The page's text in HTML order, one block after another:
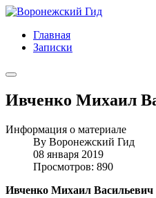
Главная
Записки
Ивченко Михаил
Информация о материале
By Воронежский Гид
08 января 2019
Просмотров: 890
Ивченко Михаил Васильевич